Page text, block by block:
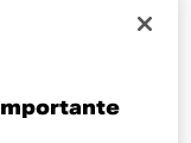
sola velocità,
una laurea e
a fare le
le moto!”,